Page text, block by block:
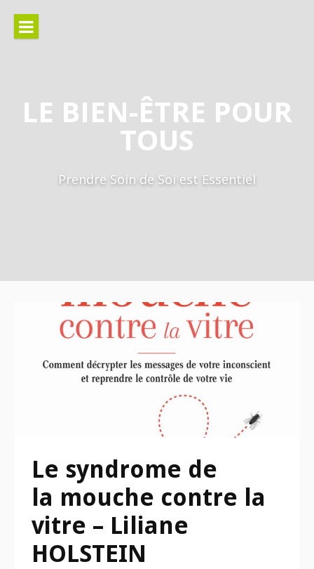
contenu
LE BIEN-ÊTRE POUR
TOUS
Prendre Soin de Soi est Essentiel
Le syndrome de
la mouche contre la
vitre – Liliane
HOLSTEIN